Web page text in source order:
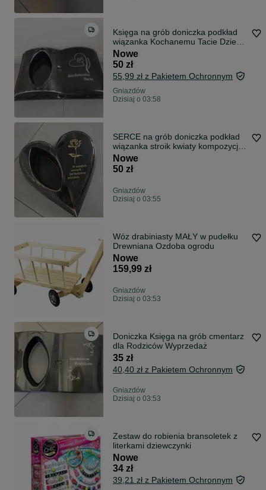
Księga na grób doniczka podkład
wiązanka Kochanemu Tacie Dzień
Ojca
Nowe
50 zł
55,99 zł z Pakietem Ochronnym
Gniazdów
Dzisiaj o 03:58
SERCE na grób doniczka podkład
wiązanka stroik kwiaty kompozycja
RÓŻA
Nowe
50 zł
Gniazdów
Dzisiaj o 03:55
Wóz drabiniasty MAŁY w pudełku
Drewniana Ozdoba ogrodu
Nowe
159,99 zł
Gniazdów
Dzisiaj o 03:53
Doniczka Księga na grób cmentarz
dla Rodziców Wyprzedaż
35 zł
40,40 zł z Pakietem Ochronnym
Gniazdów
Dzisiaj o 03:53
Zestaw do robienia bransoletek z
literkami dziewczynki
Nowe
34 zł
39,21 zł z Pakietem Ochronnym